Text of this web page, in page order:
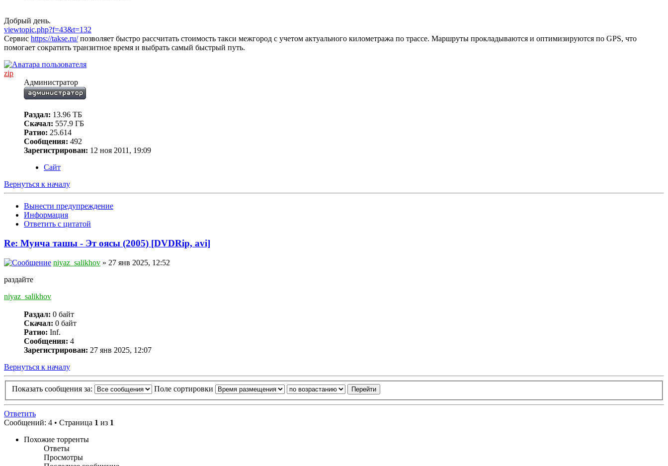
Добрый день.
viewtopic.php?f=43&t=132
Сервис https://takse.ru/позволяет быстро рассчитать стоимость такси межгород с учетом актуального километража по трассе. Маршруты прокладываются и оптимизируются по GPS, что
помогает сократить транзитное время и выбрать самый быстрый путь.
zip
Администратор
Раздал: 13.96 ТБ
Скачал: 557.9 ГБ
Ратио: 25.614
Сообщения: 492
Зарегистрирован: 12 ноя 2011, 19:09
Сайт
Вернуться к началу
Вынести предупреждение
Информация
Ответить с цитатой
Re: Мунча ташы - Эт оясы (2005) [DVDRip, avi]
niyaz_salikhov » 27 янв 2025, 12:52
раздайте
niyaz_salikhov
Раздал: 0 байт
Скачал: 0 байт
Ратио: Inf.
Сообщения: 4
Зарегистрирован: 27 янв 2025, 12:07
Вернуться к началу
Показать сообщения за: Поле сортировки
Ответить
Сообщений: 4 • Страница 1 из 1
Похожие торренты
Ответы
Просмотры